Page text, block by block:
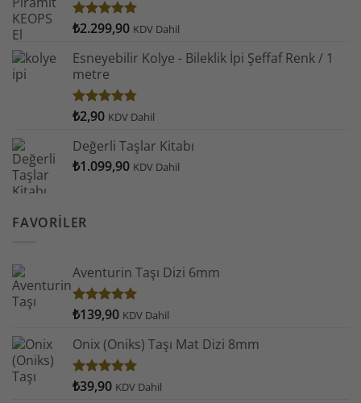
5 üzerinden
aldı
₺2.299,90 KDV Dahil
Esneyebilir Kolye - Bileklik İpi Şeffaf Renk / 1
metre
5
4.78 oy
aldı
₺2,90 KDV Dahil
Değerli Taşlar Kitabı
₺1.099,90 KDV Dahil
FAVORILER
Aventurin Taşı Dizi 6mm
5 üzerinden
aldı
₺139,90 KDV Dahil
Onix (Oniks) Taşı Mat Dizi 8mm
5 üzerinden
₺39,90 KDV Dahil